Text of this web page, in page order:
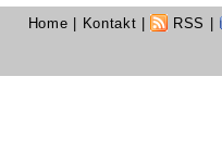
Home Kontakt RSS